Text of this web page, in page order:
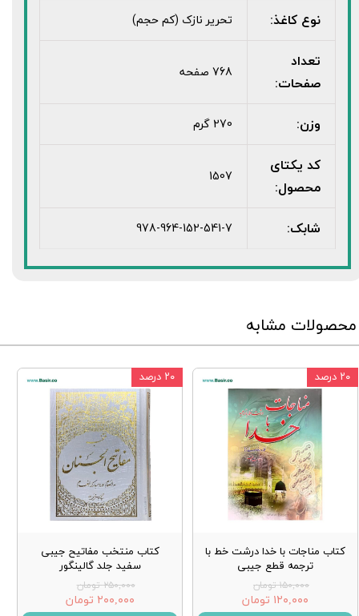
نوع کاغذ: تحریر نازک (کم حجم)
تعداد
صفحات:
768 صفحه
وزن: 270 گرم
کد یکتای
محصول:
1507
شابک: 978-964-152-541-7
محصولات مشابه
کتاب مناجات با خدا درشت خط با
ترجمه قطع جیبی
۱۵۰,۰۰۰ تومان
۱۲۰,۰۰۰ تومان
۲۰ درصد
کتاب منتخب مفاتیح جیبی
سفید جلد گالینگور
۲۵۰,۰۰۰ تومان
۲۰۰,۰۰۰ تومان
۲۰ درصد